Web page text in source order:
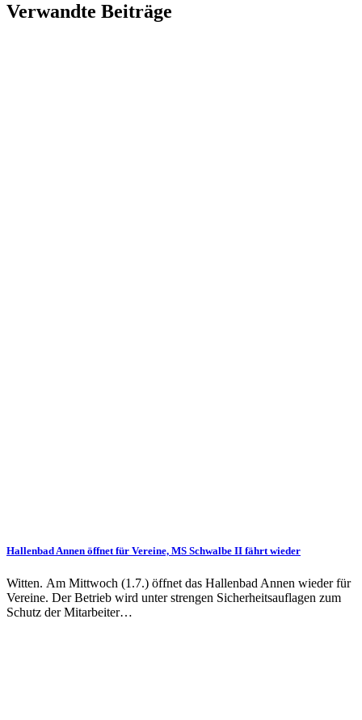
Verwandte Beiträge
Hallenbad Annen öffnet für Vereine, MS Schwalbe II fährt wieder
Witten. Am Mittwoch (1.7.) öffnet das Hallenbad Annen wieder für
Vereine. Der Betrieb wird unter strengen Sicherheitsauflagen zum
Schutz der Mitarbeiter…